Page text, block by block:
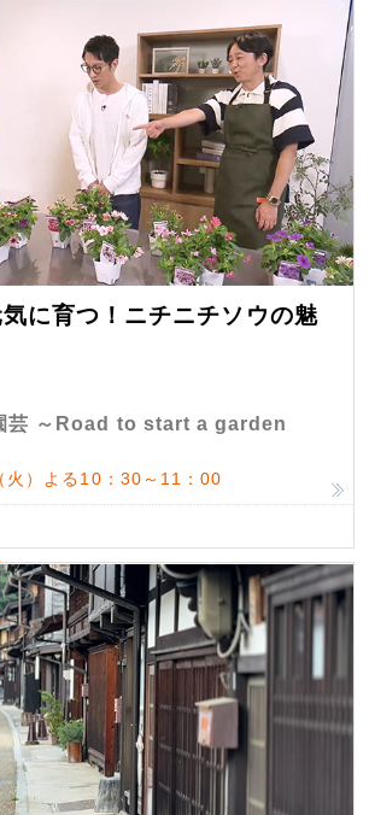
に育つ！ニチニチソウの魅
芸 ～Road to start a garden
火）よる10：30～11：00